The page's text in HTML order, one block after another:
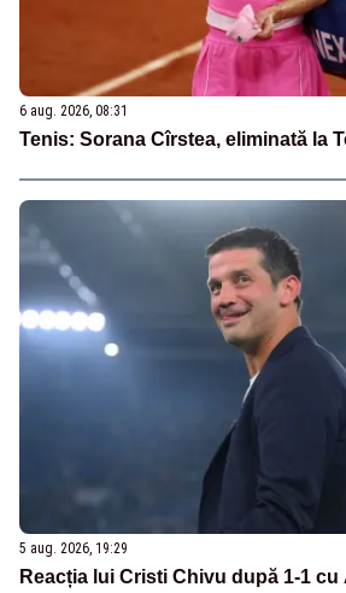
6 aug. 2026, 08:31
Tenis: Sorana Cîrstea, eliminată la
5 aug. 2026, 19:29
Reacția lui Cristi Chivu după 1-1 cu